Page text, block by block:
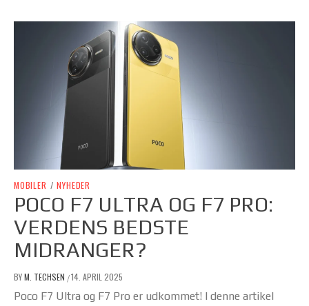
MOBILER / NYHEDER
POCO F7 ULTRA OG F7 PRO:
VERDENS BEDSTE
MIDRANGER?
BYM. TECHSEN /14. APRIL 2025
Poco F7 Ultra og F7 Pro er udkommet! I denne artikel